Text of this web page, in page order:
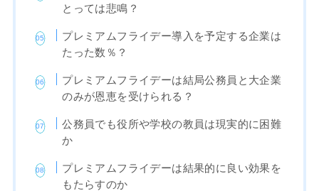
とっては悲鳴？
プレミアムフライデー導入を予定する企業は
たった数％？
プレミアムフライデーは結局公務員と大企業
のみが恩恵を受けられる？
公務員でも役所や学校の教員は現実的に困難
か
プレミアムフライデーは結果的に良い効果を
もたらすのか